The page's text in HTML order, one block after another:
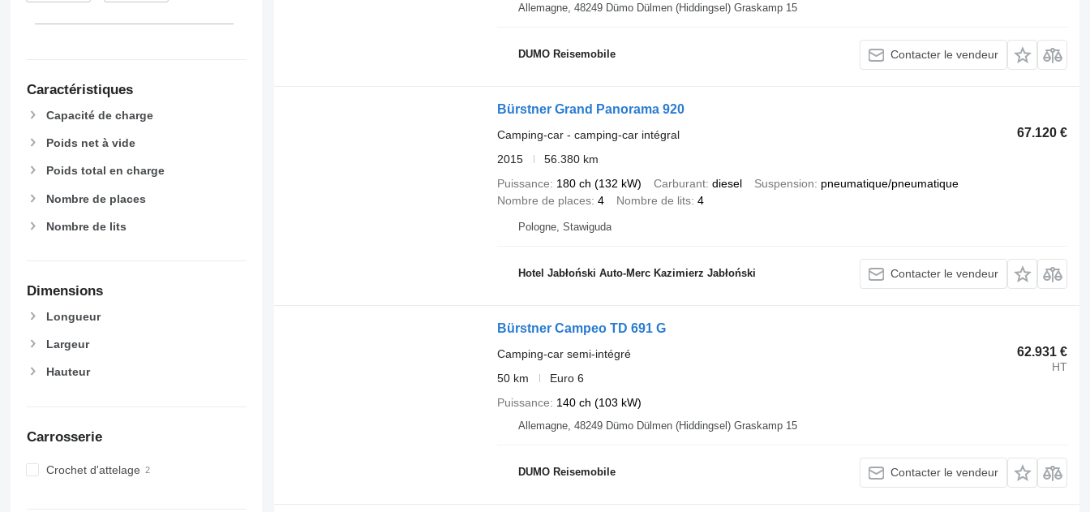
Caractéristiques
Capacité de charge
Poids net à vide
Poids total en charge
Nombre de places
Nombre de lits
Dimensions
Longueur
Largeur
Hauteur
Carrosserie
Crochet d'attelage
Allemagne, 48249 Dümo Dülmen (Hiddingsel) Graskamp 15
DUMO Reisemobile Contacter le vendeur
Bürstner Grand Panorama 920
67.120 €
Camping-car - camping‐car intégral
2015
56.380 km
Puissance
180 ch (132 kW) Carburant diesel Suspension
pneumatique/pneumatique
Nombre de places 4 Nombre de lits 4
Pologne, Stawiguda
Hotel Jabłoński Auto-Merc Kazimierz Jabłoński Contacter le vendeur
Bürstner Campeo TD 691 G
62.931 €
HT
Camping-car semi-intégré
50 km
Euro 6
Puissance
140 ch (103 kW)
Allemagne, 48249 Dümo Dülmen (Hiddingsel) Graskamp 15
DUMO Reisemobile Contacter le vendeur